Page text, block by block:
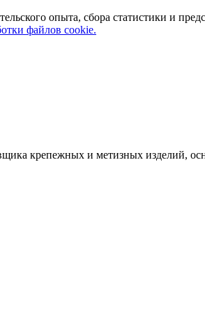
опыта, сбора статистики и
файлов cookie.
крепежных и метизных изделий,